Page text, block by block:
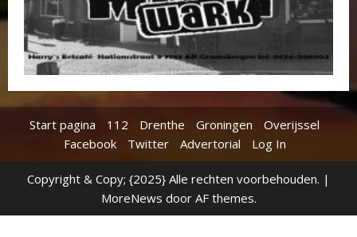
Start pagina 112 Drenthe Groningen
Overijssel
Facebook
Twitter Advertorial Log In
Copyright & Copy; {2025} Alle rechten voorbehouden. |
MoreNews door AF themes.